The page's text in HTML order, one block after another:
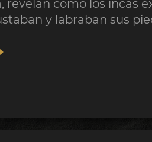
revelan cómo los incas
y labraban sus